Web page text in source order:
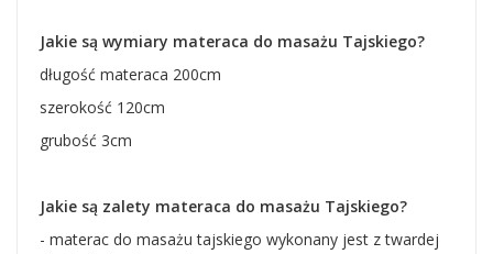
Jakie są wymiary materaca do masażu Tajskiego?
długość materaca 200cm
szerokość 120cm
grubość 3cm
Jakie są zalety materaca do masażu Tajskiego?
- materac do masażu tajskiego wykonany jest z twardej